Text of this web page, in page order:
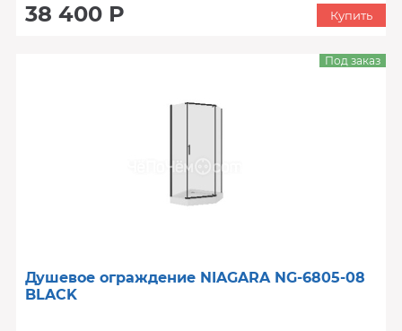
38 400 Р Купить
Душевое ограждение NIAGARA NG-6805-08
BLACK
Под заказ